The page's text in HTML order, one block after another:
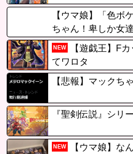
【ウマ娘】「色ボ
ちゃん！卑しか女
NEW
【遊戯王】F
てワロタ
【悲報】マックち
『聖剣伝説』シリ
NEW
【ウマ娘】な